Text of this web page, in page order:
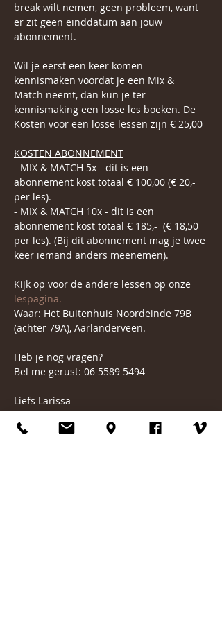
break wilt nemen, geen probleem, want
er zit geen einddatum aan jouw
abonnement.
Wil je eerst een keer komen
kennismaken voordat je een Mix &
Match neemt, dan kun je ter
kennismaking een losse les boeken. De
Kosten voor een losse lessen zijn € 25,00
KOSTEN ABONNEMENT
- MIX & MATCH 5x - dit is een
abonnement kost totaal € 100,00 (€ 20,-
per les).
- MIX & MATCH 10x - dit is een
abonnement kost totaal € 185,-  (€ 18,50
per les). (Bij dit abonnement mag je twee
keer iemand anders meenemen).
Kijk op voor de andere lessen op onze
lespagina.
Waar: Het Buitenhuis Noordeinde 79B
(achter 79A), Aarlanderveen.
Heb je nog vragen?
Bel me gerust: 06 5589 5494
Liefs Larissa
*Annuleringsvoorwaarden